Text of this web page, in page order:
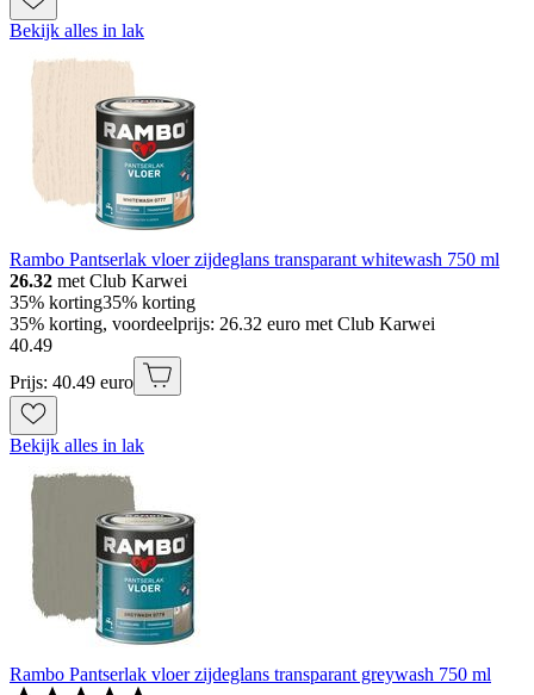
Bekijk alles in lak
Rambo Pantserlak vloer zijdeglans transparant whitewash 750 ml
26.32 met Club Karwei
35% korting35% korting
35% korting, voordeelprijs: 26.32 euro met Club Karwei
40.49
Prijs: 40.49 euro
Bekijk alles in lak
Rambo Pantserlak vloer zijdeglans transparant greywash 750 ml